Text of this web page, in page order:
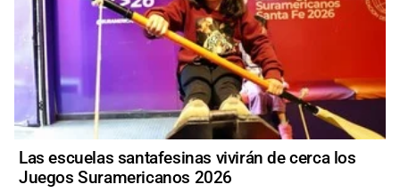
Las escuelas santafesinas vivirán de cerca los
Juegos Suramericanos 2026